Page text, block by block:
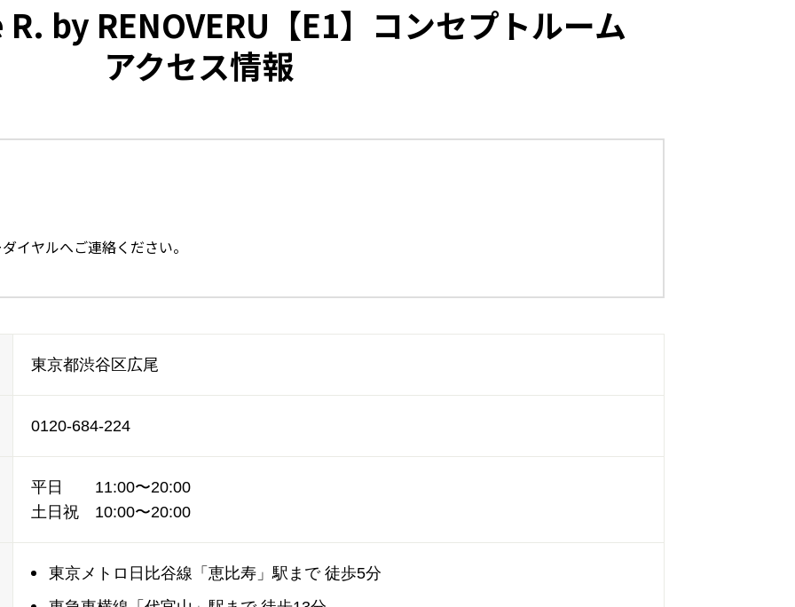
by RENOVERU【E1】コンセプトルーム
アクセス情報
イヤルへご連絡ください。
東京都渋谷区広尾
0120-684-224
平日 11:00〜20:00
土日祝 10:00〜20:00
東京メトロ日比谷線「恵比寿」駅まで 徒歩5分